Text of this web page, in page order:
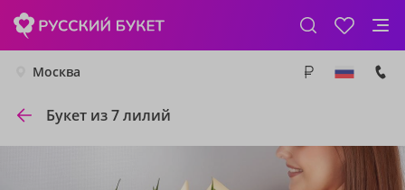
Москва
Букет из 7 лилий